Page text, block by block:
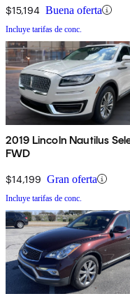
$15,194 Buena oferta
Incluye tarifas de conc.
2019 Lincoln Nautilus
FWD
$14,199 Gran oferta
Incluye tarifas de conc.